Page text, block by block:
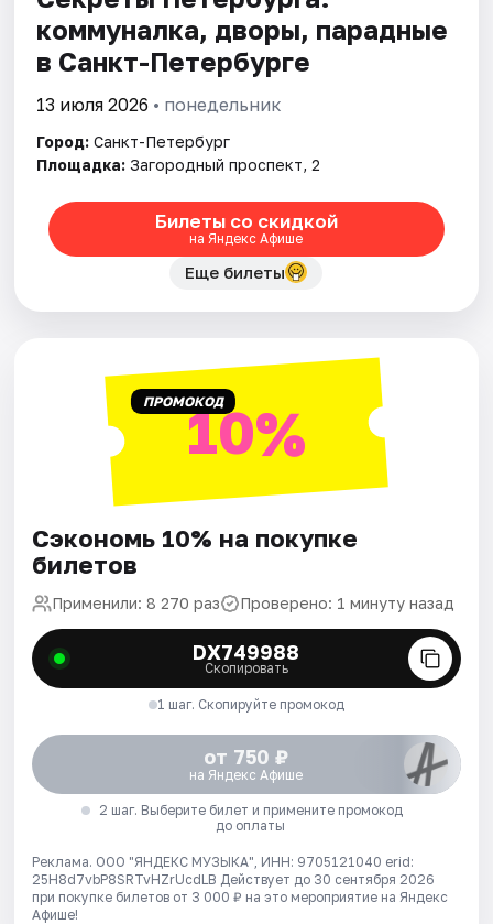
коммуналка, дворы, парадные
в Санкт-Петербурге
13 июля 2026 • понедельник
Город: Санкт-Петербург
Площадка: Загородный проспект, 2
Билеты со скидкой
на Яндекс Афише
Еще билеты
ПРОМОКОД10%
Сэкономь 10% на покупке
билетов
Применили: 8 270 раз Проверено: 1 минуту назад
DX749988
Скопировать
1 шаг. Скопируйте промокод
от 750 ₽
на Яндекс Афише
2 шаг. Выберите билет и примените промокод
до оплаты
Реклама. ООО "ЯНДЕКС МУЗЫКА", ИНН: 9705121040 erid:
25H8d7vbP8SRTvHZrUcdLB Действует до 30 сентября 2026
при покупке билетов от 3 000 ₽ на это мероприятие на Яндекс
Афише!